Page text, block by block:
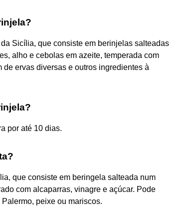
Sicília, que consiste em berinjelas salteadas
alho e cebolas em azeite, temperada com
ervas diversas e outros ingredientes à
por até 10 dias.
que consiste em beringela salteada num
com alcaparras, vinagre e açúcar. Pode
peixe ou mariscos.